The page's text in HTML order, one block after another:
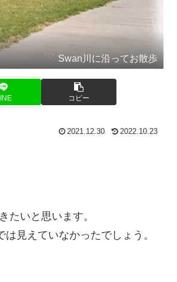
Swan川に沿ってお散歩
コピー
2021.12.30 2022.10.23
たいと思います。
見えていなかったでしょう。